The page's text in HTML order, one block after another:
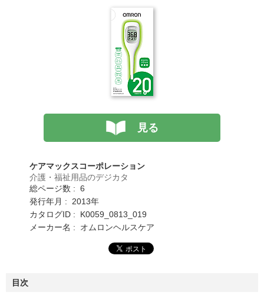
見る
ケアマックスコーポレーション
介護・福祉用品のデジカタ
総ページ数 : 6
発行年月 : 2013年
カタログID : K0059_0813_019
メーカー名 : オムロンヘルスケア
目次